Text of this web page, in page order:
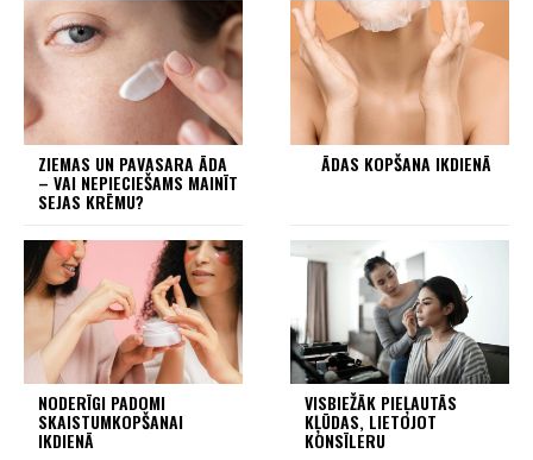
ZIEMAS UN PAVASARA ĀDA
– VAI NEPIECIEŠAMS MAINĪT
SEJAS KRĒMU?
ĀDAS KOPŠANA IKDIENĀ
NODERĪGI PADOMI
SKAISTUMKOPŠANAI
IKDIENĀ
VISBIEŽĀK PIEĻAUTĀS
KĻŪDAS, LIETOJOT
KONSĪLERU